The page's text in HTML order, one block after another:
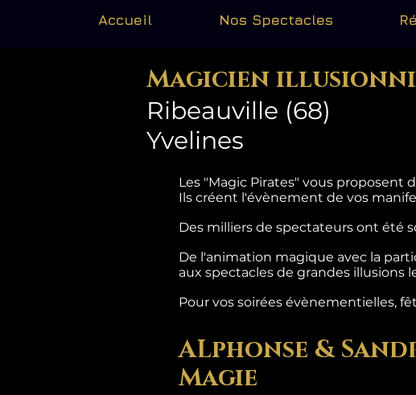
Accueil Nos Spectacles
Magicien
Ribeauville (68)
Yvelines
Les "Magic Pirates" vous proposent
Ils créent l'évènement de vos
Des milliers de spectateurs ont été
De l'animation magique avec la
aux spectacles de grandes illusions
Pour vos soirées évènementielles,
ALphonse &
Magie